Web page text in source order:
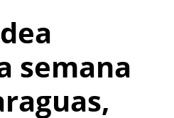
semana